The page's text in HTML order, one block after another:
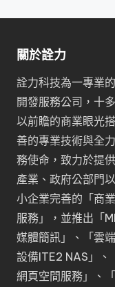
關於詮力
詮力科技為一專業
開發服務公司，十
以前瞻的商業眼光
善的專業技術與全
務使命，致力於提
產業、政府公部門
小企業完善的「商
服務 」，並推出「
媒體簡訊 」、「雲
設備ITE2 NAS 」、
網頁空間服務 」、「